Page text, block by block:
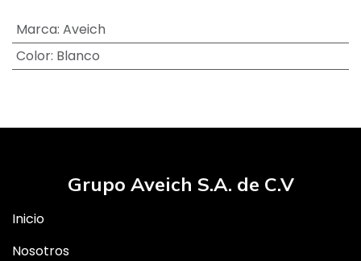
Marca: Aveich
Color: Blanco
Grupo Aveich S.A. de C.V
Inicio
Nosotros